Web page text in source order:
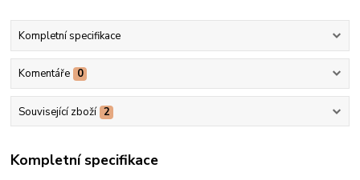
Kompletní specifikace
Komentáře 0
Související zboží 2
Kompletní specifikace